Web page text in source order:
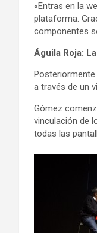
«Entras en la
plataforma.
componentes
Águila Roja:
Posteriormente
a través de un
Gómez
vinculación de
todas las